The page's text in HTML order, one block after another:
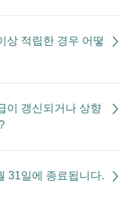
상 적립한 경우 어떻
이 갱신되거나 상향
31일에 종료됩니다.